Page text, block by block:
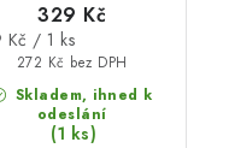
Skladem, ihned k
odeslání
(1 ks)
272 Kč bez DPH
329 Kč
Kč / 1 ks